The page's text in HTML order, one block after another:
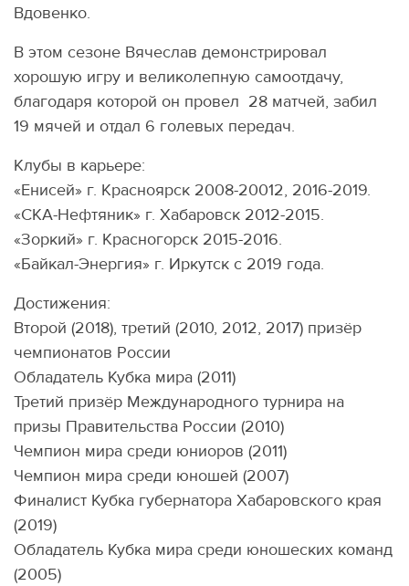
Вдовенко.
В этом сезоне Вячеслав демонстрировал
хорошую игру и великолепную самоотдачу,
благодаря которой он провел 28 матчей, забил
19 мячей и отдал 6 голевых передач.
Клубы в карьере:
«Енисей» г. Красноярск 2008-20012, 2016-2019.
«СКА-Нефтяник» г. Хабаровск 2012-2015.
«Зоркий» г. Красногорск 2015-2016.
«Байкал-Энергия» г. Иркутск с 2019 года.
Достижения:
Второй (2018), третий (2010, 2012, 2017) призёр
чемпионатов России
Обладатель Кубка мира (2011)
Третий призёр Международного турнира на
призы Правительства России (2010)
Чемпион мира среди юниоров (2011)
Чемпион мира среди юношей (2007)
Финалист Кубка губернатора Хабаровского края
(2019)
Обладатель Кубка мира среди юношеских команд
(2005)